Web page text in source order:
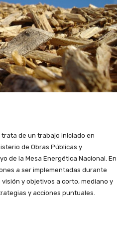
trata de un trabajo iniciado en
de Obras Públicas y
de la Mesa Energética Nacional. En
a ser implementadas durante
y objetivos a corto, mediano y
y acciones puntuales.